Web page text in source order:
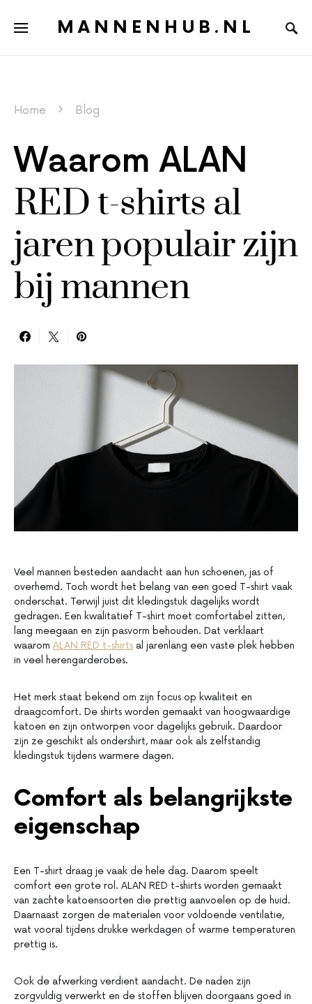
MANNENHUB.NL
Home Blog
Waarom ALAN
RED t-shirts al
jaren populair zijn
bij mannen
Veel mannen besteden aandacht aan hun schoenen, jas of
overhemd. Toch wordt het belang van een goed T-shirt vaak
onderschat. Terwijl juist dit kledingstuk dagelijks wordt
gedragen. Een kwalitatief T-shirt moet comfortabel zitten,
lang meegaan en zijn pasvorm behouden. Dat verklaart
waarom ALAN RED t-shirts al jarenlang een vaste plek hebben
in veel herengarderobes.
Het merk staat bekend om zijn focus op kwaliteit en
draagcomfort. De shirts worden gemaakt van hoogwaardige
katoen en zijn ontworpen voor dagelijks gebruik. Daardoor
zijn ze geschikt als ondershirt, maar ook als zelfstandig
kledingstuk tijdens warmere dagen.
Comfort als belangrijkste
eigenschap
Een T-shirt draag je vaak de hele dag. Daarom speelt
comfort een grote rol. ALAN RED t-shirts worden gemaakt
van zachte katoensoorten die prettig aanvoelen op de huid.
Daarnaast zorgen de materialen voor voldoende ventilatie,
wat vooral tijdens drukke werkdagen of warme temperaturen
prettig is.
Ook de afwerking verdient aandacht. De naden zijn
zorgvuldig verwerkt en de stoffen blijven doorgaans goed in